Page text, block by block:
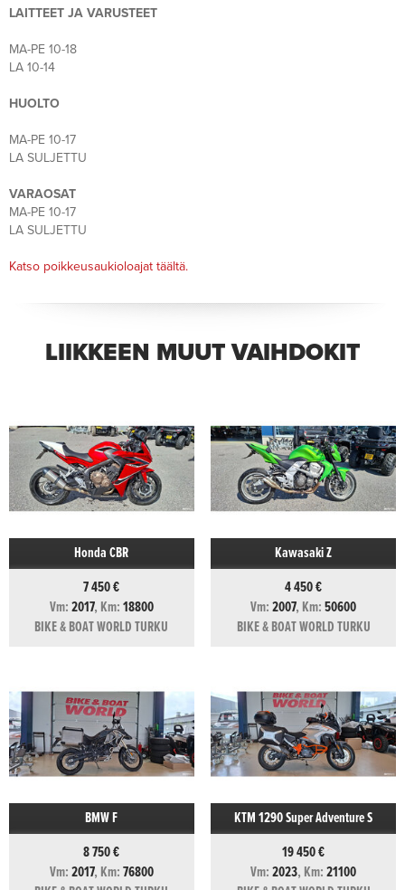
LAITTEET JA VARUSTEET
MA-PE 10-18
LA 10-14
HUOLTO
MA-PE 10-17
LA SULJETTU
VARAOSAT
MA-PE 10-17
LA SULJETTU
Katso poikkeusaukioloajat täältä.
LIIKKEEN MUUT VAIHDOKIT
Honda CBR
7 450 €
Vm:2017, Km:18800
BIKE & BOAT WORLD TURKU
Kawasaki Z
4 450 €
Vm:2007, Km:50600
BIKE & BOAT WORLD TURKU
BMW F
8 750 €
Vm:2017, Km:76800
KTM 1290 Super Adventure S
19 450 €
Vm:2023, Km:21100